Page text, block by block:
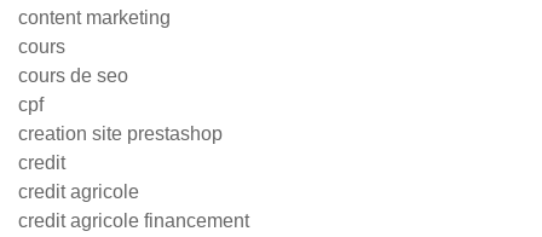
content marketing
cours
cours de seo
cpf
creation site prestashop
credit
credit agricole
credit agricole financement